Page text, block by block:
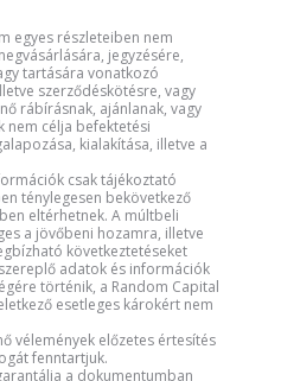
egyes részleteiben nem
jegyzésére,
tartására vonatkozó
szerződéskötésre, vagy
rábírásnak, ajánlanak, vagy
nem célja befektetési
kialakítása, illetve a
csak tájékoztató
ténylegesen bekövetkező
eltérhetnek. A múltbeli
a jövőbeni hozamra, illetve
következtetéseket
adatok és információk
történik, a Random Capital
esetleges károkért nem
vélemények előzetes értesítés
fenntartjuk.
a dokumentumban